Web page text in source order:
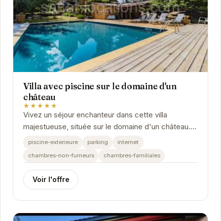
Villa avec piscine sur le domaine d'un
château
★★★★★
Vivez un séjour enchanteur dans cette villa
majestueuse, située sur le domaine d'un château.
Profitez de la piscine privée, du calme
piscine-exterieure parking
internet
chambres-non-fumeurs
chambres-familiales
Voir l'offre